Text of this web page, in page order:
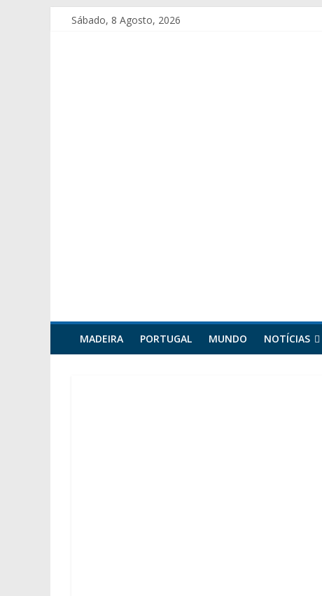
Sábado, 8 Agosto, 2026
MADEIRA PORTUGAL MUNDO NOTÍCIAS